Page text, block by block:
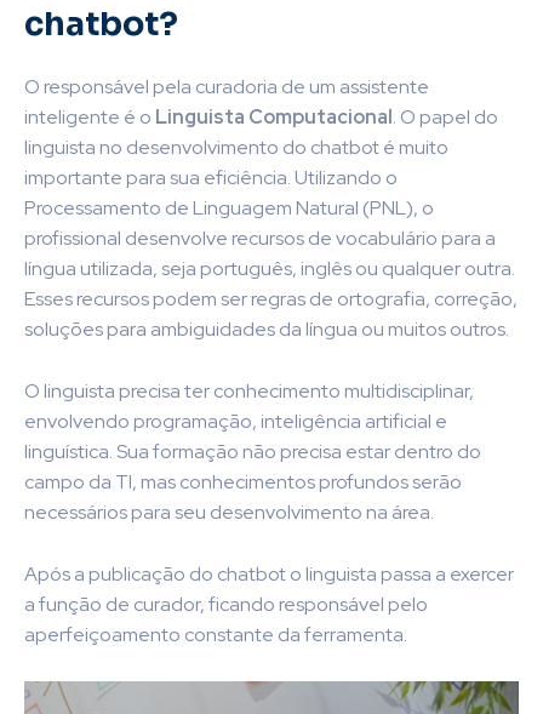
chatbot?
O responsável pela curadoria de um assistente
inteligente é o Linguista Computacional. O papel do
linguista no desenvolvimento do chatbot é muito
importante para sua eficiência. Utilizando o
Processamento de Linguagem Natural (PNL), o
profissional desenvolve recursos de vocabulário para a
língua utilizada, seja português, inglês ou qualquer outra.
Esses recursos podem ser regras de ortografia, correção,
soluções para ambiguidades da língua ou muitos outros.
O linguista precisa ter conhecimento multidisciplinar,
envolvendo programação, inteligência artificial e
linguística. Sua formação não precisa estar dentro do
campo da TI, mas conhecimentos profundos serão
necessários para seu desenvolvimento na área.
Após a publicação do chatbot o linguista passa a exercer
a função de curador, ficando responsável pelo
aperfeiçoamento constante da ferramenta.